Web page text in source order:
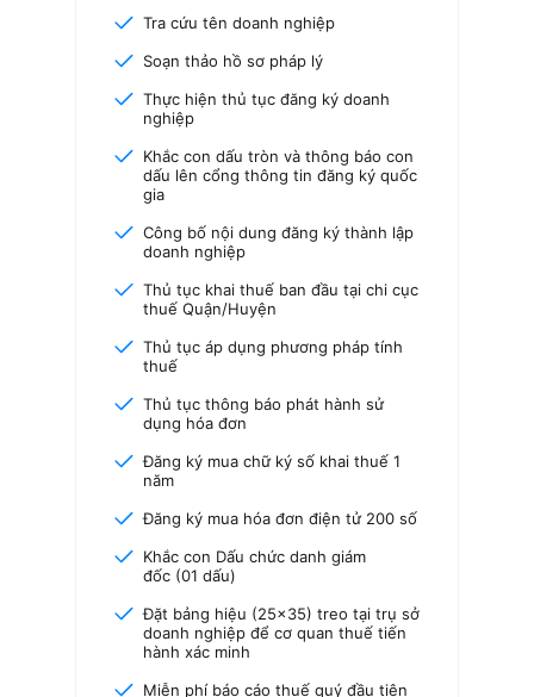
Tra cứu tên doanh nghiệp
Soạn thảo hồ sơ pháp lý
Thực hiện thủ tục đăng ký doanh
nghiệp
Khắc con dấu tròn và thông báo con
dấu lên cổng thông tin đăng ký quốc
gia
Công bố nội dung đăng ký thành lập
doanh nghiệp
Thủ tục khai thuế ban đầu tại chi cục
thuế Quận/Huyện
Thủ tục áp dụng phương pháp tính
thuế
Thủ tục thông báo phát hành sử
dụng hóa đơn
Đăng ký mua chữ ký số khai thuế 1
năm
Đăng ký mua hóa đơn điện tử 200 số
Khắc con Dấu chức danh giám
đốc (01 dấu)
Đặt bảng hiệu (25×35) treo tại trụ sở
doanh nghiệp để cơ quan thuế tiến
hành xác minh
Miễn phí báo cáo thuế quý đầu tiên